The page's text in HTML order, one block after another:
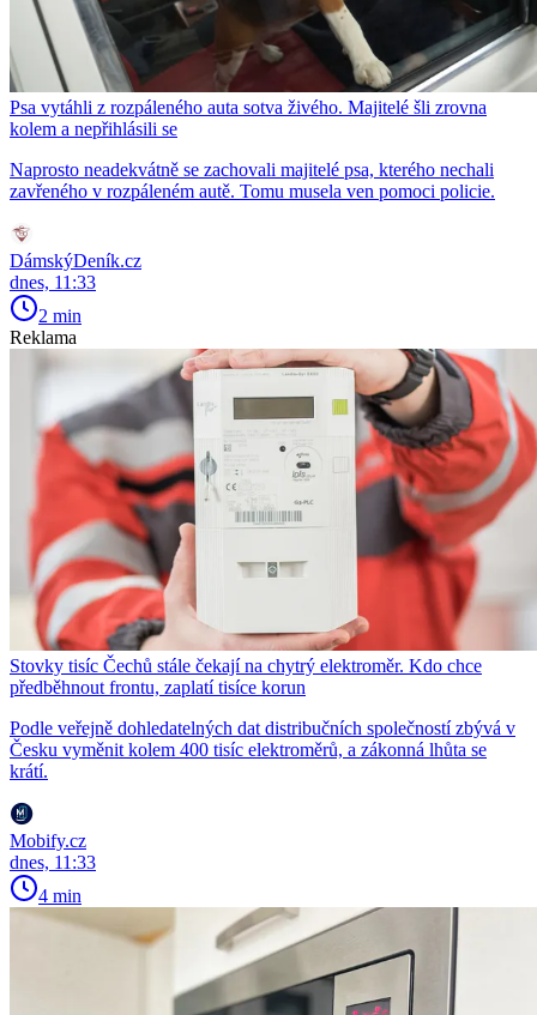
Psa vytáhli z rozpáleného auta sotva živého. Majitelé šli zrovna
kolem a nepřihlásili se
Naprosto neadekvátně se zachovali majitelé psa, kterého nechali
zavřeného v rozpáleném autě. Tomu musela ven pomoci policie.
DámskýDeník.cz
dnes, 11:33
2 min
Reklama
Stovky tisíc Čechů stále čekají na chytrý elektroměr. Kdo chce
předběhnout frontu, zaplatí tisíce korun
Podle veřejně dohledatelných dat distribučních společností zbývá v
Česku vyměnit kolem 400 tisíc elektroměrů, a zákonná lhůta se
krátí.
Mobify.cz
dnes, 11:33
4 min